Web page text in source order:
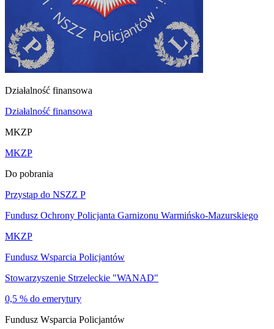
Działalność finansowa
Działalność finansowa
MKZP
MKZP
Do pobrania
Przystąp do NSZZ P
Fundusz Ochrony Policjanta Garnizonu Warmińsko-Mazurskiego
MKZP
Fundusz Wsparcia Policjantów
Stowarzyszenie Strzeleckie "WANAD"
0,5 % do emerytury
Fundusz Wsparcia Policjantów